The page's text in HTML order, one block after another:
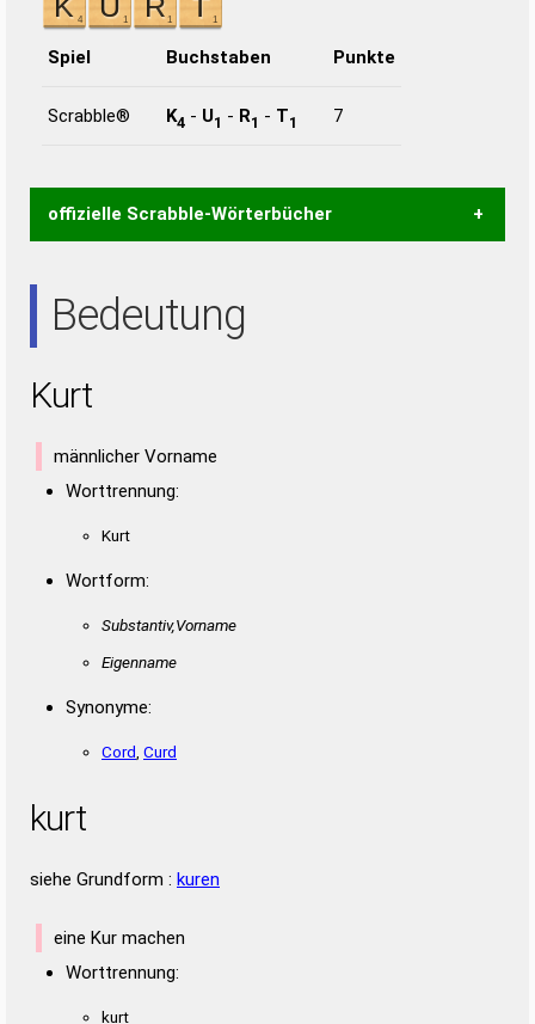
Spiel Buchstaben Punkte
Scrabble® K4 - U1 - R1 - T1 7
offizielle Scrabble-Wörterbücher
Wortanalyse-Algorithmus gute Anhaltspunkte zu
Wortbedeutung, Worttrennung und Wortform, um die
bestimmen!
Duden – Standardwerk in 12 Bänden
Duden – Deutsches
Bedeutung
Kurt
männlicher Vorname
Worttrennung:
Kurt
Wortform:
Substantiv,Vorname
Eigenname
Synonyme:
Cord Curd
kurt
siehe Grundform : kuren
eine Kur machen
Worttrennung:
kurt